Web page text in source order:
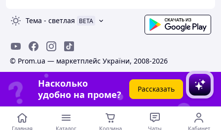
Тема - светлая BETA
© Prom.ua — маркетплейс України, 2008-2026
Насколько
удобно на проме?
Рассказать
Главная Каталог Корзина Чаты Кабинет